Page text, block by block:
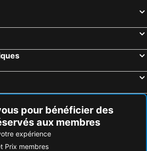
pour bénéficier des
aux membres
expérience
Prix membres